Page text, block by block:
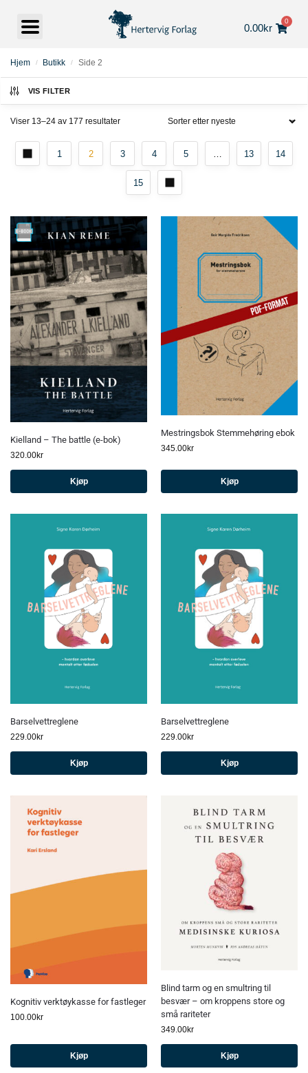
0.00kr
0
Hjem / Butikk / Side 2
VIS FILTER
Viser 13–24 av 177 resultater
1 2 3 4 5 … 13 14
15
Kielland – The battle (e-bok)
320.00kr
Kjøp
Mestringsbok Stemmehøring ebok
345.00kr
Kjøp
Barselvettreglene
229.00kr
Kjøp
Barselvettreglene
229.00kr
Kjøp
Kognitiv verktøykasse for fastleger
100.00kr
Kjøp
Blind tarm og en smultring til
besvær – om kroppens store og
små rariteter
349.00kr
Kjøp